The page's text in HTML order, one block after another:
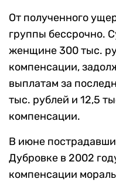
От полученного
группы бессрочно.
женщине 300 тыс.
компенсации,
выплатам за
тыс. рублей и 12,5
компенсации.
В июне
Дубровке в 2002
компенсации